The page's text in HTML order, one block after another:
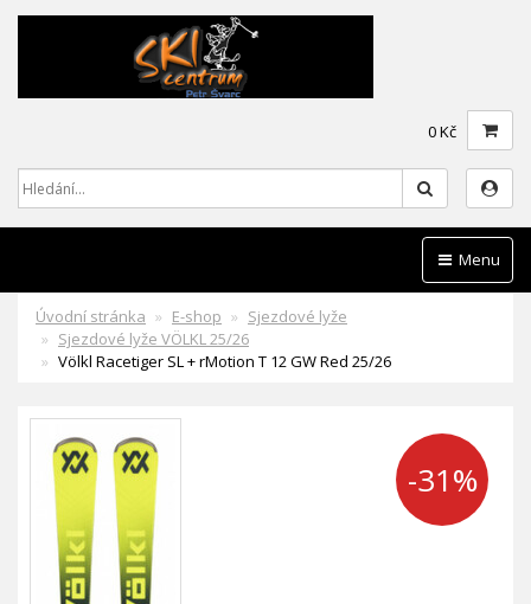
0 Kč
Menu
Úvodní stránka E-shop
Sjezdové lyže
Sjezdové lyže VÖLKL 25/26
Völkl Racetiger SL + rMotion T 12 GW Red 25/26
-31%